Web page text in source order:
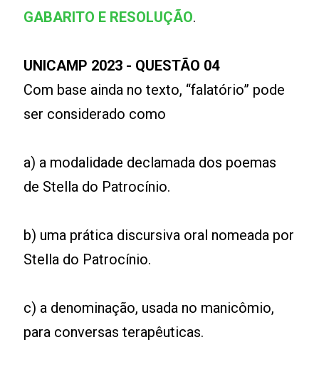
GABARITO E RESOLUÇÃO.
UNICAMP 2023 - QUESTÃO 04
Com base ainda no texto, “falatório” pode
ser considerado como
a) a modalidade declamada dos poemas
de Stella do Patrocínio.
b) uma prática discursiva oral nomeada por
Stella do Patrocínio.
c) a denominação, usada no manicômio,
para conversas terapêuticas.